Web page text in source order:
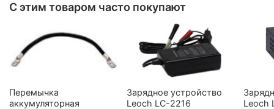
С этим товаром часто покупают
Перемычка
аккумуляторная
Зарядное устройство
Leoch LC-2216
Leoch